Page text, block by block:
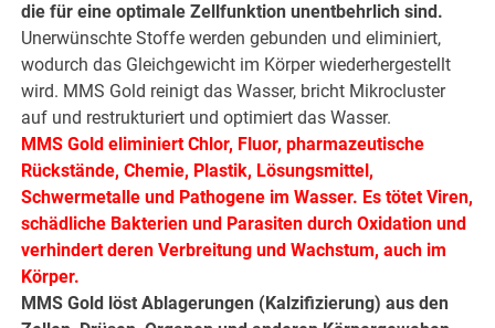
die für eine optimale Zellfunktion unentbehrlich sind.
Unerwünschte Stoffe werden gebunden und eliminiert,
wodurch das Gleichgewicht im Körper wiederhergestellt
wird. MMS Gold reinigt das Wasser, bricht Mikrocluster
auf und restrukturiert und optimiert das Wasser.
MMS Gold eliminiert Chlor, Fluor, pharmazeutische
Rückstände, Chemie, Plastik, Lösungsmittel,
Schwermetalle und Pathogene im Wasser. Es tötet Viren,
schädliche Bakterien und Parasiten durch Oxidation und
verhindert deren Verbreitung und Wachstum, auch im
Körper.
MMS Gold löst Ablagerungen (Kalzifizierung) aus den